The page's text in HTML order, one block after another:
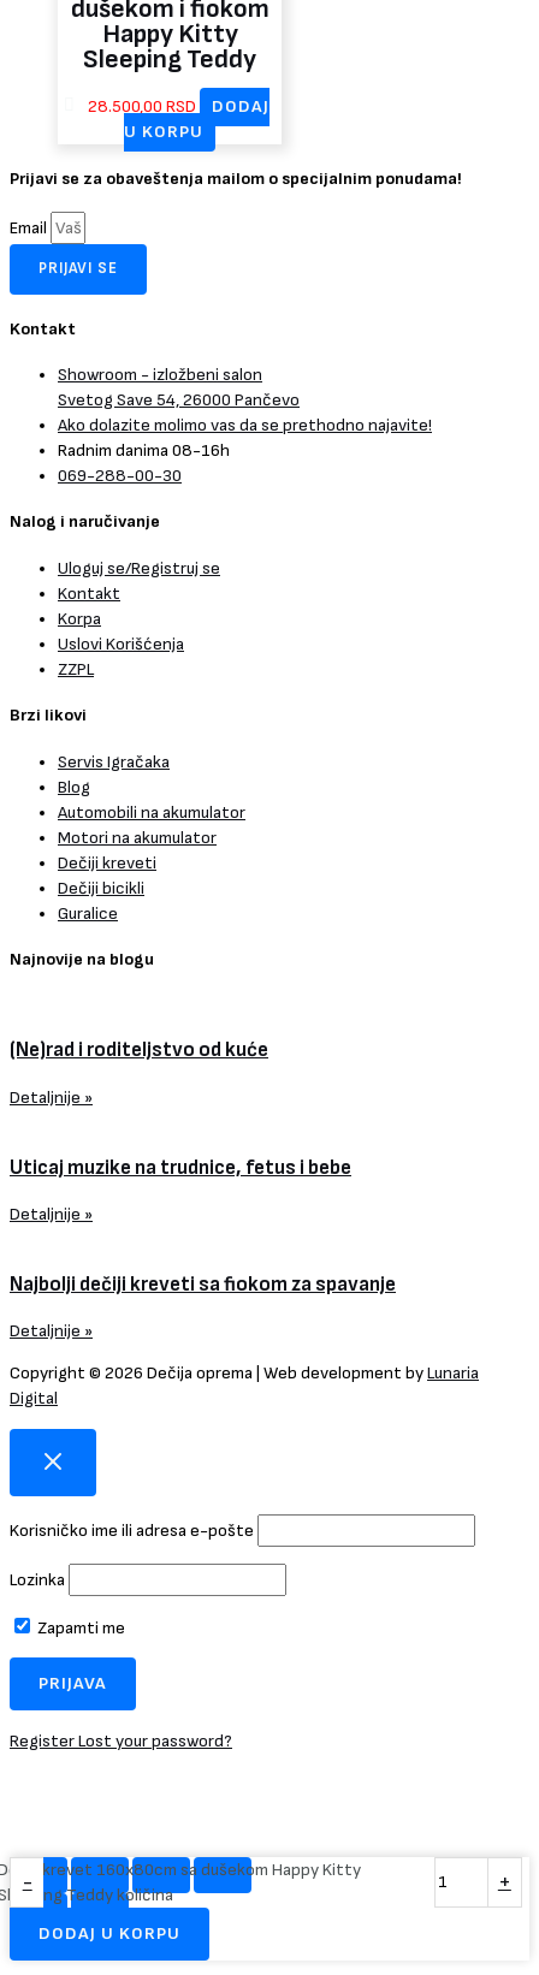
dušekom i fiokom
Happy Kitty
Sleeping Teddy
28.500,00 RSD
DODAJ
U KORPU
Prijavi se za obaveštenja mailom o specijalnim ponudama!
Email
PRIJAVI SE
Kontakt
Showroom - izložbeni salon
Svetog Save 54, 26000 Pančevo
Ako dolazite molimo vas da se prethodno najavite!
Radnim danima 08-16h
069-288-00-30
Nalog i naručivanje
Uloguj se/Registruj se
Kontakt
Korpa
Uslovi Korišćenja
ZZPL
Brzi likovi
Servis Igračaka
Blog
Automobili na akumulator
Motori na akumulator
Dečiji kreveti
Dečiji bicikli
Guralice
Najnovije na blogu
(Ne)rad i roditeljstvo od kuće
Detaljnije »
Uticaj muzike na trudnice, fetus i bebe
Detaljnije »
Najbolji dečiji kreveti sa fiokom za spavanje
Detaljnije »
Copyright © 2026 Dečija oprema | Web development byLunaria
Digital
Korisničko ime ili adresa e-pošte
Lozinka
Zapamti me
RegisterLost your password?
-
krevet 160x80cm sa dušekom Happy Kitty
Teddy količina
+
DODAJ U KORPU